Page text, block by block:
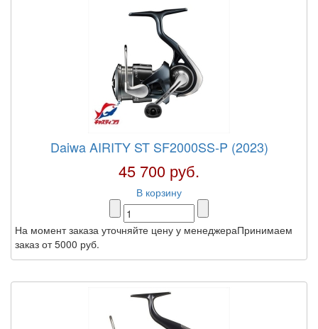
Daiwa AIRITY ST SF2000SS-P (2023)
45 700 руб.
В корзину
На момент заказа уточняйте цену у менеджераПринимаем
заказ от 5000 руб.